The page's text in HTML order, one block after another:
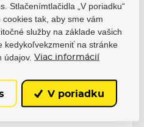
Powerslide
Stlačenímtlačidla „V poriadku“
tak, aby sme vám
služby na základe vašich
kedykoľvekzmeniť na stránke
údajov. Viac informácií
V poriadku